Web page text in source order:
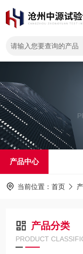
产品中心
当前位置： 首页
产品分类
PRODUCT